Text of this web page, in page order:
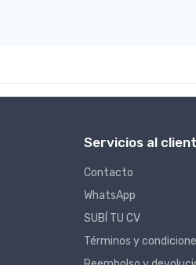
Servicios al
Contacto
WhatsApp
SUBÍ TU CV
Términos y